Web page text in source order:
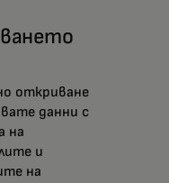
откриване
данни с
на
и
на